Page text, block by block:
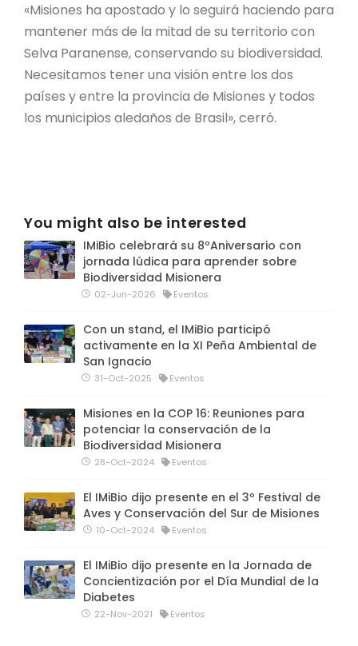
«Misiones ha apostado y lo seguirá haciendo para
mantener más de la mitad de su territorio con
Selva Paranense, conservando su biodiversidad.
Necesitamos tener una visión entre los dos
países y entre la provincia de Misiones y todos
los municipios aledaños de Brasil», cerró.
You might also be interested
IMiBio celebrará su 8ºAniversario con
jornada lúdica para aprender sobre
Biodiversidad Misionera
02-Jun-2026 Eventos
Con un stand, el IMiBio participó
activamente en la XI Peña Ambiental de
San Ignacio
31-Oct-2025 Eventos
Misiones en la COP 16: Reuniones para
potenciar la conservación de la
Biodiversidad Misionera
28-Oct-2024 Eventos
El IMiBio dijo presente en el 3º Festival de
Aves y Conservación del Sur de Misiones
10-Oct-2024 Eventos
El IMiBio dijo presente en la Jornada de
Concientización por el Día Mundial de la
Diabetes
22-Nov-2021 Eventos